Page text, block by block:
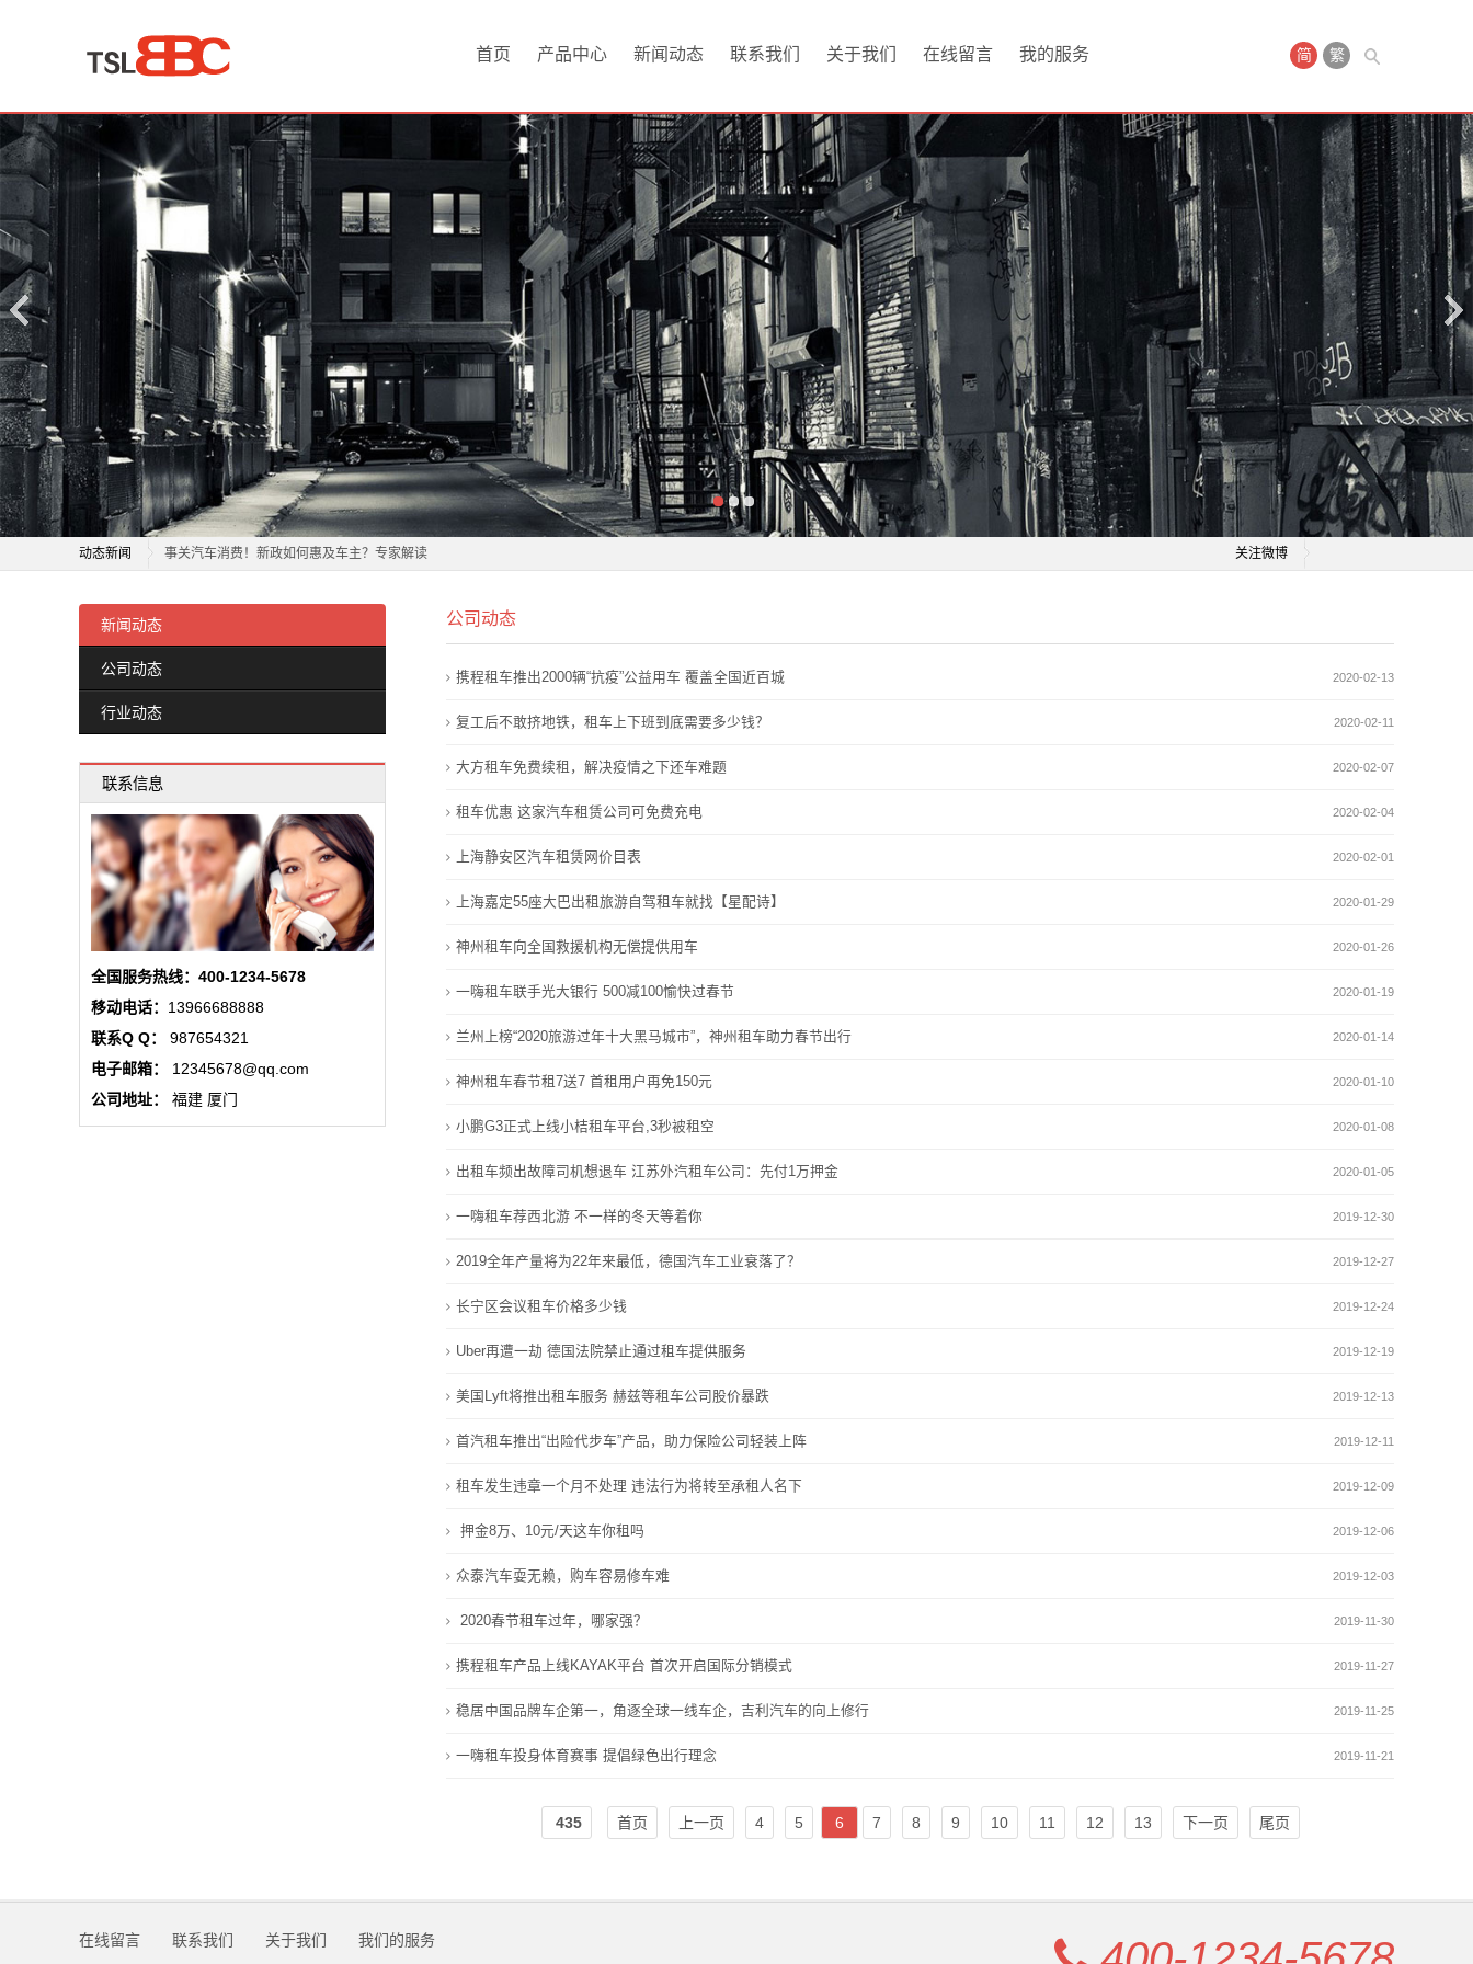
简 繁
首页 产品中心 新闻动态 联系我们 关于我们 在线留言 我的服务
关注微博
动态新闻
高质量发展看中国｜汽车制造基底碰撞生态山水 露营经济迸发新活力
事关汽车消费！新政如何惠及车主？专家解读
国际油价飙升后 全球电动汽车需求连续两个月增长
一季度经济观察系列报道①浙产汽车换挡提速
头部车企都在狂飙，长城汽车是否介意被零跑逼近？
牵头制定60余项国际标准 中国新能源汽车贡献中国智慧
北京青年汽车消费研讨会举办，京产汽车有三大标签｜青年之选 汽车消费
一季度经济观察系列报道①浙产汽车换挡提速
新闻动态
公司动态
行业动态
联系信息
全国服务热线：400-1234-5678
移动电话： 13966688888
联系Q Q： 987654321
电子邮箱： 12345678@qq.com
公司地址： 福建 厦门
公司动态
2020-02-13
携程租车推出2000辆“抗疫”公益用车 覆盖全国近百城
2020-02-11
复工后不敢挤地铁，租车上下班到底需要多少钱？
2020-02-07
大方租车免费续租，解决疫情之下还车难题
2020-02-04
租车优惠 这家汽车租赁公司可免费充电
2020-02-01
上海静安区汽车租赁网价目表
2020-01-29
上海嘉定55座大巴出租旅游自驾租车就找【星配诗】
2020-01-26
神州租车向全国救援机构无偿提供用车
2020-01-19
一嗨租车联手光大银行 500减100愉快过春节
2020-01-14
兰州上榜“2020旅游过年十大黑马城市”，神州租车助力春节出行
2020-01-10
神州租车春节租7送7 首租用户再免150元
2020-01-08
小鹏G3正式上线小桔租车平台,3秒被租空
2020-01-05
出租车频出故障司机想退车 江苏外汽租车公司：先付1万押金
2019-12-30
一嗨租车荐西北游 不一样的冬天等着你
2019-12-27
2019全年产量将为22年来最低，德国汽车工业衰落了？
2019-12-24
长宁区会议租车价格多少钱
2019-12-19
Uber再遭一劫 德国法院禁止通过租车提供服务
2019-12-13
美国Lyft将推出租车服务 赫兹等租车公司股价暴跌
2019-12-11
首汽租车推出“出险代步车”产品，助力保险公司轻装上阵
2019-12-09
租车发生违章一个月不处理 违法行为将转至承租人名下
2019-12-06
押金8万、10元/天这车你租吗
2019-12-03
众泰汽车耍无赖，购车容易修车难
2019-11-30
2020春节租车过年，哪家强？
2019-11-27
携程租车产品上线KAYAK平台 首次开启国际分销模式
2019-11-25
稳居中国品牌车企第一，角逐全球一线车企，吉利汽车的向上修行
2019-11-21
一嗨租车投身体育赛事 提倡绿色出行理念
435 首页 上一页 4 5 6 7 8 9 10 11 12 13 下一页 尾页
在线留言 联系我们 关于我们 我们的服务
产
品
心
汽
车
租
赁
二
手